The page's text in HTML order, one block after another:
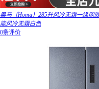
奥马（Homa）285升风冷无霜一级能
能风冷无霜白色
0条评价